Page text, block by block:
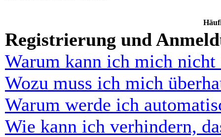
Registrierung und
Warum kann ich mich nicht
Wozu muss ich mich
Warum werde ich
Wie kann ich verhindern,